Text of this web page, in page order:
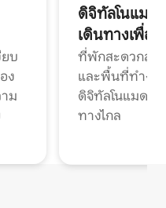
บ
ง
ม
ดิจิทัลโนแมด
เดินทางเพื่อ
ที่พักสะดวกสบ
และพื้นที่ทำงา
ดิจิทัลโนแมดแ
ทางไกล